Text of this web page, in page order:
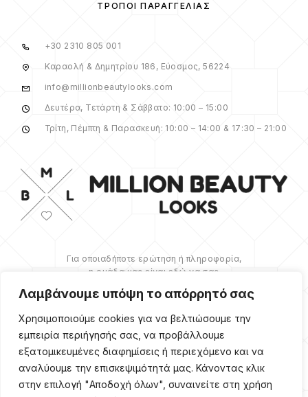
Λαμβάνουμε υπόψη το απόρρητό σας
Χρησιμοποιούμε cookies για να βελτιώσουμε την
εμπειρία περιήγησής σας, να προβάλλουμε
εξατομικευμένες διαφημίσεις ή περιεχόμενο και να
αναλύουμε την επισκεψιμότητά μας. Κάνοντας κλικ
στην επιλογή "Αποδοχή όλων", συναινείτε στη χρήση
ΤΡΌΠΟΙ ΠΑΡΑΓΓΕΛΊΑΣ
+30 2310 805 001
Καραολή & Δημητρίου 186, Εύοσμος, 56224
info@millionbeautylooks.com
Δευτέρα, Τετάρτη & Σάββατο: 10:00 – 15:00
Τρίτη, Πέμπτη & Παρασκευή: 10:00 – 14:00 & 17:30 – 21:00
Για οποιαδήποτε ερώτηση ή πληροφορία,
η ομάδα μας είναι εδώ να σας
βοηθήσουμε.
ΠΕΡΙΣΣΌΤΕΡΑ